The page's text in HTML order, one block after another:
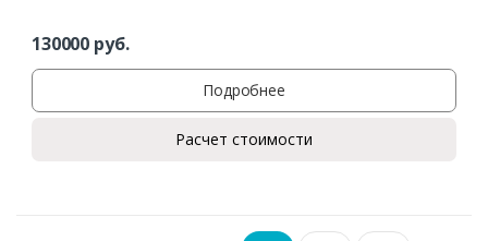
130000 руб.
Подробнее
Расчет стоимости